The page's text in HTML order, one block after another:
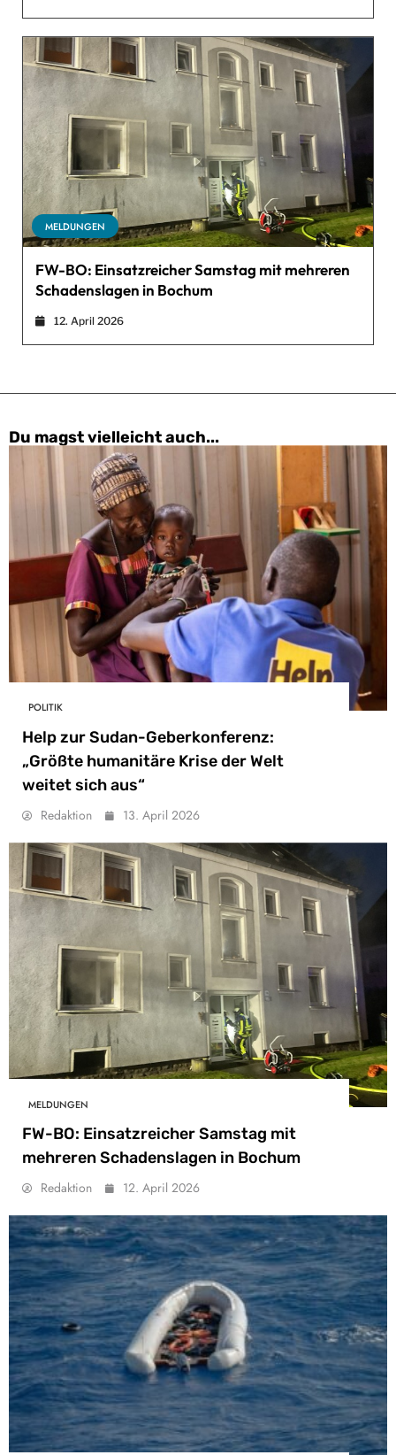
MELDUNGEN
FW-BO: Einsatzreicher Samstag mit mehreren
Schadenslagen in Bochum
12. April 2026
Du magst vielleicht auch...
POLITIK
Help zur Sudan-Geberkonferenz:
„Größte humanitäre Krise der Welt
weitet sich aus“
Redaktion 13. April 2026
MELDUNGEN
FW-BO: Einsatzreicher Samstag mit
mehreren Schadenslagen in Bochum
Redaktion 12. April 2026